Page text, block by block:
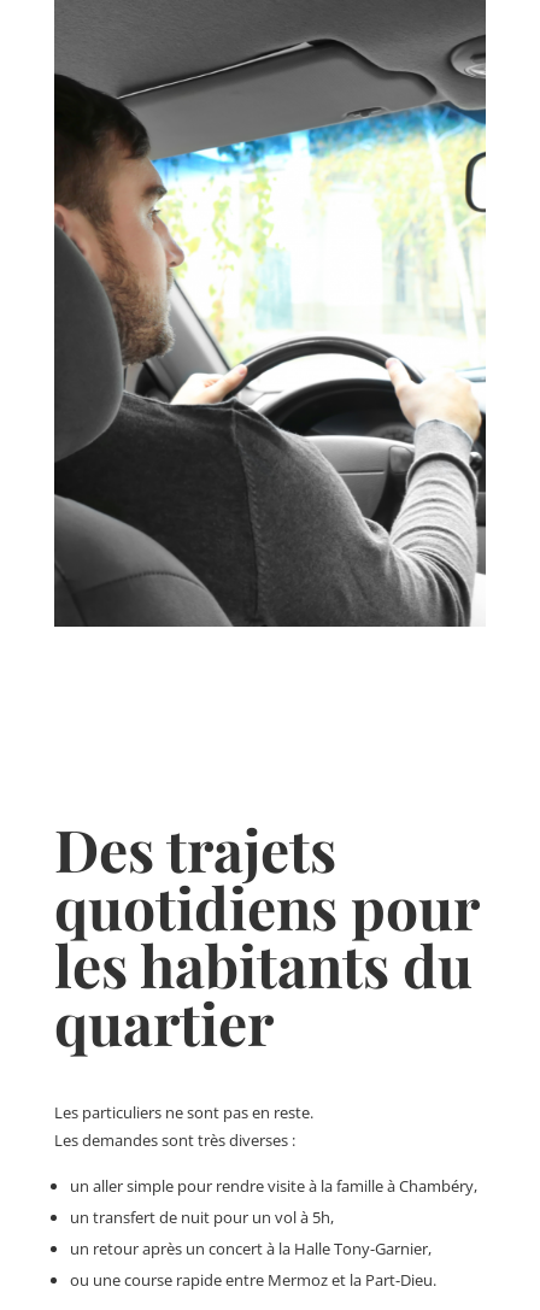
Des trajets
quotidiens pour
les habitants du
quartier
Les particuliers ne sont pas en reste.
Les demandes sont très diverses :
un aller simple pour rendre visite à la famille à Chambéry,
un transfert de nuit pour un vol à 5h,
un retour après un concert à la Halle Tony-Garnier,
ou une course rapide entre Mermoz et la Part-Dieu.